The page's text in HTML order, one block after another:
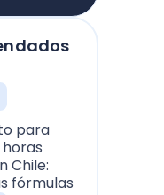
para
Chile:
fórmulas